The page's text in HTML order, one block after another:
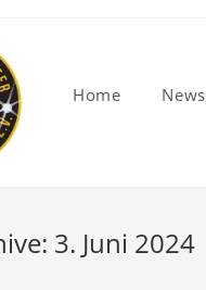
Home News
3. Juni 2024